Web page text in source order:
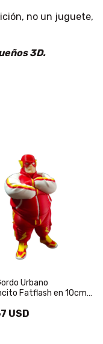
no un juguete,
3D.
Urbano
Fatflash en 10cm
USD